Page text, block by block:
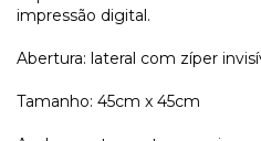
impressão digital.
Abertura: lateral com zíper
Tamanho: 45cm x 45cm